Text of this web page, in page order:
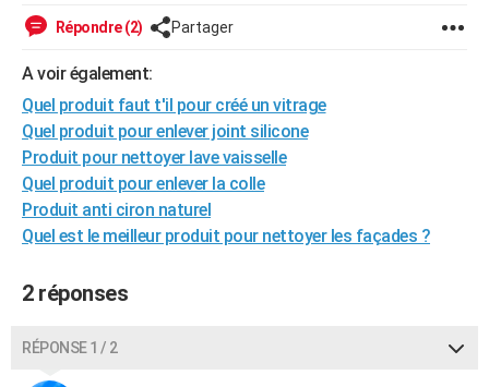
Guides de France
Escapades
Patrimoine
Expositions
Musées
Week-end nature
LIFESTYLE
SANTE
Alimentation
Guide de la santé
Maladies
Médicaments
Sommeil
VOYAGE
Destinations
City break
Voyage nature
Voyage de noces
Forum
Climat
+PHOTO
GUIDES D'ACHAT
BONS PLANS
CARTE DE VOEUX
Répondre (2) Partager
A voir également:
Quel produit faut t'il pour créé un vitrage
Quel produit pour enlever joint silicone
Produit pour nettoyer lave vaisselle
Quel produit pour enlever la colle
Produit anti ciron naturel
Quel est le meilleur produit pour nettoyer les façades ?
2 réponses
RÉPONSE 1 / 2